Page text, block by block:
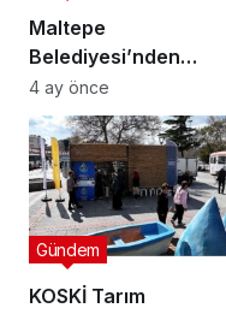
Maltepe
Belediyesi’nden
Muhtarlara Toplumsal
Cinsiyet Eşitliği
Semineri
4 ay önce
KOSKİ Tarım
Gündem